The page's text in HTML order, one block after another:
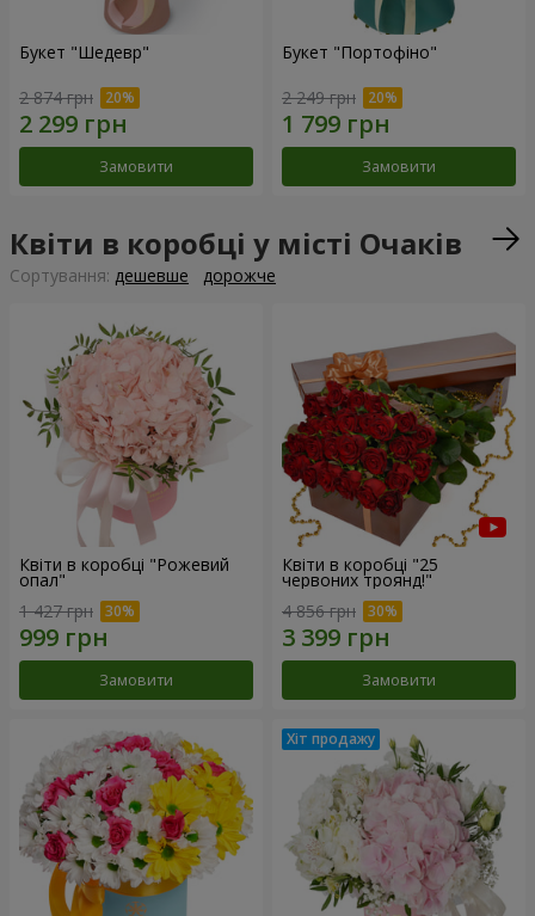
Букет "Шедевр"
2 874 грн
Замовити
Букет "Портофіно"
2 249 грн
Замовити
Квіти в коробці у місті Очаків
Сортування: дешевше дорожче
Квіти в коробці "Рожевий
опал"
1 427 грн
Замовити
Квіти в коробці "25
червоних троянд!"
4 856 грн
Замовити